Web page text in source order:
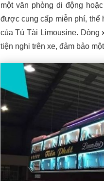
một văn phòng di động
được cung cấp miễn phí, thể
của Tú Tài Limousine.
tiện nghi trên xe, đảm bảo